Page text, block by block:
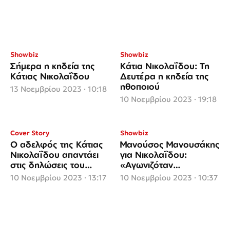
Showbiz
Σήμερα η κηδεία της
Κάτιας Νικολαΐδου
13 Νοεμβρίου 2023 · 10:18
Showbiz
Κάτια Νικολαΐδου: Τη
Δευτέρα η κηδεία της
ηθοποιού
10 Νοεμβρίου 2023 · 19:18
Cover Story
Ο αδελφός της Κάτιας
Νικολαΐδου απαντάει
στις δηλώσεις του
πρώην συζύγου της,
Οδυσσέα Σταμούλη
10 Νοεμβρίου 2023 · 13:17
Showbiz
Μανούσος Μανουσάκης
για Νικολαΐδου:
«Αγωνιζόταν
παλικαρίσια 20 με 22
χρόνια με τον καρκίνο»
10 Νοεμβρίου 2023 · 10:37